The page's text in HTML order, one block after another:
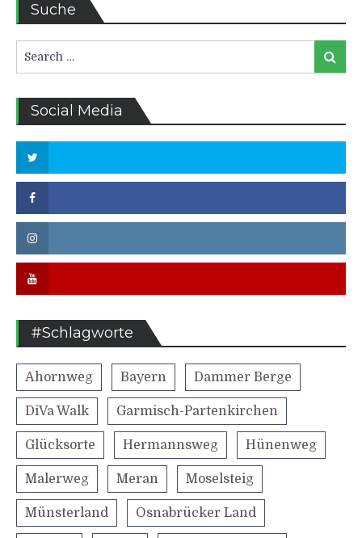
Suche
for:
Search
Social Media
#Schlagworte
Ahornweg Bayern Dammer Berge
DiVa Walk Garmisch-Partenkirchen
Glücksorte Hermannsweg Hünenweg
Malerweg Meran Moselsteig
Münsterland Osnabrücker Land